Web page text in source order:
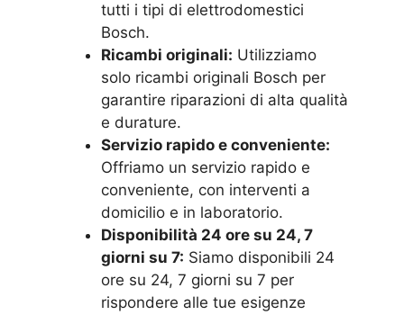
tutti i tipi di elettrodomestici
Bosch.
Ricambi originali: Utilizziamo
solo ricambi originali Bosch per
garantire riparazioni di alta qualità
e durature.
Servizio rapido e conveniente:
Offriamo un servizio rapido e
conveniente, con interventi a
domicilio e in laboratorio.
Disponibilità 24 ore su 24, 7
giorni su 7: Siamo disponibili 24
ore su 24, 7 giorni su 7 per
rispondere alle tue esigenze